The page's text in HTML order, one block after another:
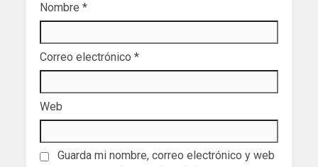
Nombre *
Correo electrónico *
Web
Guarda mi nombre, correo electrónico y web